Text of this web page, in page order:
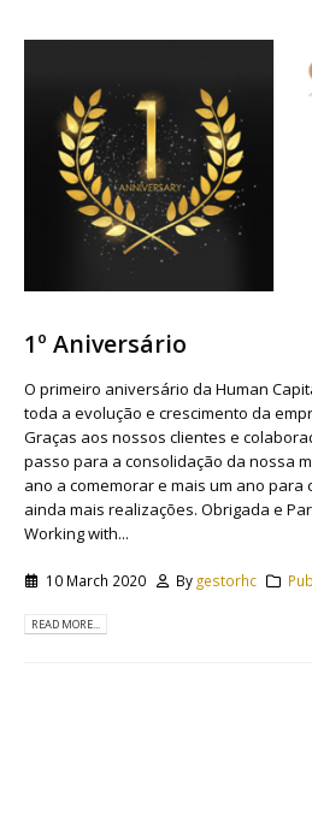
1º Aniversário
O primeiro aniversário da Human
toda a evolução e crescimento da
Graças aos nossos clientes e
passo para a consolidação da nossa
ano a comemorar e mais um ano
ainda mais realizações. Obrigada e
Working with...
10 March 2020 By gestorhc
READ MORE...